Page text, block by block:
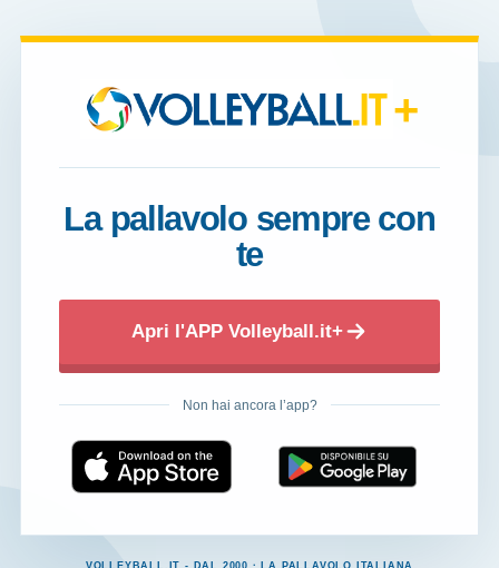
+
La pallavolo sempre con
te
Apri l'APP Volleyball.it+
Non hai ancora l’app?
VOLLEYBALL.IT - DAL 2000 · LA PALLAVOLO ITALIANA